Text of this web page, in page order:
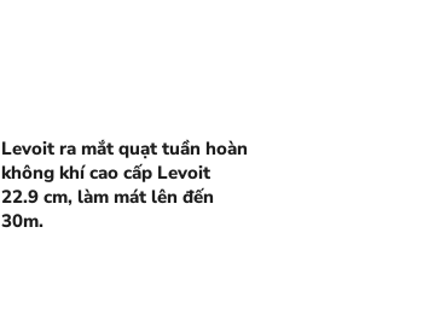
Levoit ra mắt quạt tuần hoàn
không khí cao cấp Levoit
22.9 cm, làm mát lên đến
30m.